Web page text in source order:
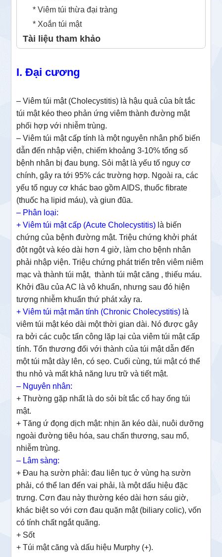
* Viêm túi thừa đại tràng
* Xoắn túi mật
Tài liệu tham khảo
I. Đại cương
– Viêm túi mật (Cholecystitis) là hậu quả của bít tắc
túi mật kéo theo phản ứng viêm thành đường mật
phối hợp với nhiễm trùng.
– Viêm túi mật cấp tính là một nguyên nhân phổ biến
dẫn đến nhập viện, chiếm khoảng 3-10% tổng số
bệnh nhân bị đau bụng. Sỏi mật là yếu tố nguy cơ
chính, gây ra tới 95% các trường hợp. Ngoài ra, các
yếu tố nguy cơ khác bao gồm AIDS, thuốc fibrate
(thuốc hạ lipid máu), và giun đũa.
– Phân loại:
+ Viêm túi mật cấp (Acute Cholecystitis) là biến
chứng của bệnh đường mật. Triệu chứng khởi phát
đột ngột và kéo dài hơn 4 giờ, làm cho bệnh nhân
phải nhập viện. Triệu chứng phát triển trên viêm niêm
mạc và thành túi mật, thành túi mật căng , thiếu máu.
Khởi đầu của AC là vô khuẩn, nhưng sau đó hiện
tượng nhiễm khuẩn thứ phát xảy ra.
+ Viêm túi mật mãn tính (Chronic Cholecystitis) là
viêm túi mật kéo dài một thời gian dài. Nó được gây
ra bởi các cuộc tấn công lặp lại của viêm túi mật cấp
tính. Tổn thương đối với thành của túi mật dẫn đến
một túi mật dày lên, có sẹo. Cuối cùng, túi mật có thể
thu nhỏ và mất khả năng lưu trữ và tiết mật.
– Nguyên nhân:
+ Thường gặp nhất là do sỏi bít tắc cổ hay ống túi
mật.
+ Tăng ứ đọng dịch mật: nhịn ăn kéo dài, nuôi dưỡng
ngoài đường tiêu hóa, sau chấn thương, sau mổ,
nhiễm trùng.
– Lâm sàng:
+ Đau hạ sườn phải: đau liên tục ở vùng hạ sườn
phải, có thể lan đến vai phải, là một dấu hiệu đặc
trưng. Cơn đau này thường kéo dài hơn sáu giờ,
khác biệt so với cơn đau quặn mật (biliary colic), vốn
có tính chất ngắt quãng.
+ Sốt
+ Túi mật căng và dấu hiệu Murphy (+).